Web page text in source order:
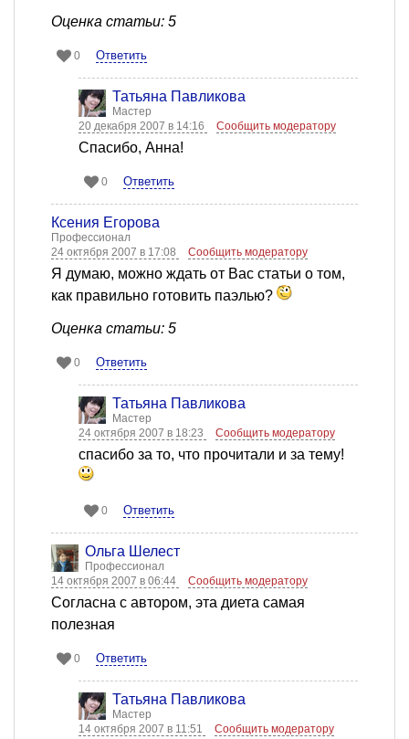
Оценка статьи: 5
0 Ответить
Татьяна Павликова
Мастер
20 декабря 2007 в 14:16
Сообщить модератору
Спасибо, Анна!
0 Ответить
Ксения Егорова
Профессионал
24 октября 2007 в 17:08
Сообщить модератору
Я думаю, можно ждать от Вас статьи о том,
как правильно готовить паэлью?
Оценка статьи: 5
0 Ответить
Татьяна Павликова
Мастер
24 октября 2007 в 18:23
Сообщить модератору
спасибо за то, что прочитали и за тему!
0 Ответить
Ольга Шелест
Профессионал
14 октября 2007 в 06:44
Сообщить модератору
Согласна с автором, эта диета самая
полезная
0 Ответить
Татьяна Павликова
Мастер
14 октября 2007 в 11:51
Сообщить модератору